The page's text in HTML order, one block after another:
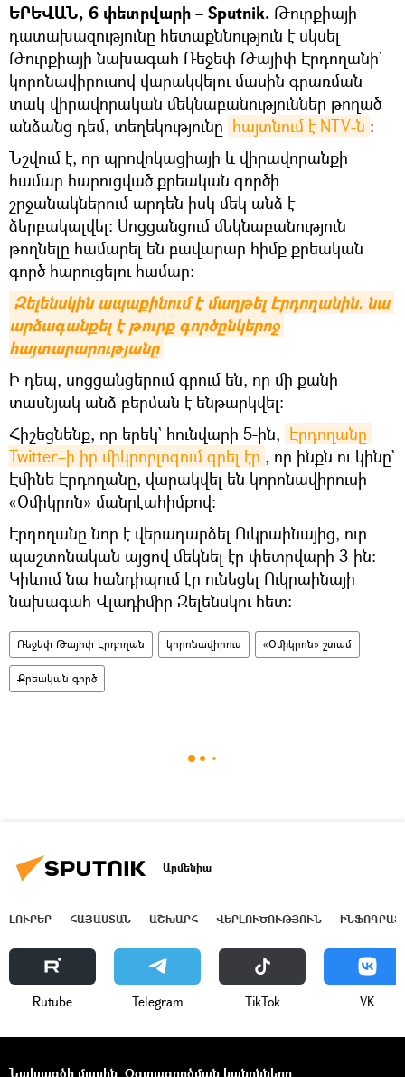
ԵՐԵՎԱՆ, 6 փետրվարի – Sputnik. Թուրքիայի
դատախազությունը հետաքննություն է սկսել
Թուրքիայի նախագահ Ռեջեփ Թայիփ Էրդողանի`
կորոնավիրուսով վարակվելու մասին գրառման
տակ վիրավորական մեկնաբանություններ թողած
անձանց դեմ, տեղեկությունը հայտնում է NTV-ն ։
Նշվում է, որ պրովոկացիայի և վիրավորանքի
համար հարուցված քրեական գործի
շրջանակներում արդեն իսկ մեկ անձ է
ձերբակալվել։ Սոցցանցում մեկնաբանություն
թողնելը համարել են բավարար հիմք քրեական
գործ հարուցելու համար։
Զելենսկին ապաքինում է մաղթել Էրդողանին. նա
արձագանքել է թուրք գործընկերոջ
հայտարարությանը
Ի դեպ, սոցցանցերում գրում են, որ մի քանի
տասնյակ անձ բերման է ենթարկվել։
Հիշեցնենք, որ երեկ` հունվարի 5-ին, Էրդողանը
Twitter–ի իր միկրոբլոգում գրել էր , որ ինքն ու կինը`
Էմինե Էրդողանը, վարակվել են կորոնավիրուսի
«Օմիկրոն» մանրէահիմքով։
Էրդողանը նոր է վերադարձել Ուկրաինայից, ուր
պաշտոնական այցով մեկնել էր փետրվարի 3-ին։
Կիևում նա հանդիպում էր ունեցել Ուկրաինայի
նախագահ Վլադիմիր Զելենսկու հետ։
Ռեջեփ Թայիփ Էրդողան կորոնավիրուս «Օմիկրոն» շտամ
Քրեական գործ
Արմենիա
ԼՈՒՐԵՐ ՀԱՅԱՍՏԱՆ ԱՇԽԱՐՀ ՎԵՐԼՈՒԾՈՒԹՅՈՒՆ
Rutube Telegram ТikТоk VK
Նախագծի մասին Օգտագործման կանոնները